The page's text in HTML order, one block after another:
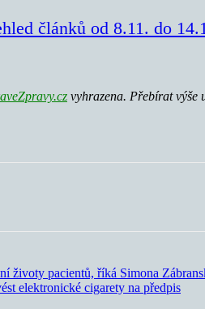
článků od 8.11. do
vyhrazena. Přebírat výše
životy pacientů, říká Simona
elektronické cigarety na předpis